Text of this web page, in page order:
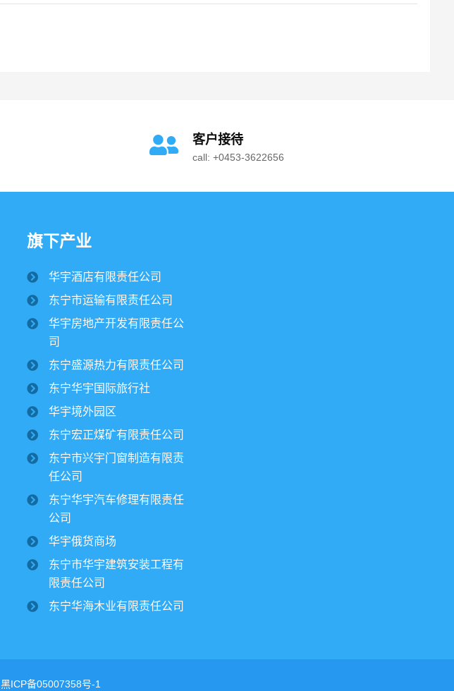
客户接待
call: +0453-3622656
旗下产业
华宇酒店有限责任公司
东宁市运输有限责任公司
华宇房地产开发有限责任公
司
东宁盛源热力有限责任公司
东宁华宇国际旅行社
华宇境外园区
东宁宏正煤矿有限责任公司
东宁市兴宇门窗制造有限责
任公司
东宁华宇汽车修理有限责任
公司
华宇俄货商场
东宁市华宇建筑安装工程有
限责任公司
东宁华海木业有限责任公司
黑ICP备05007358号-1